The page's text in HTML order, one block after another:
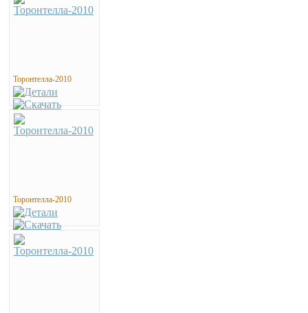
Торонтелла-2010
Торонтелла-2010